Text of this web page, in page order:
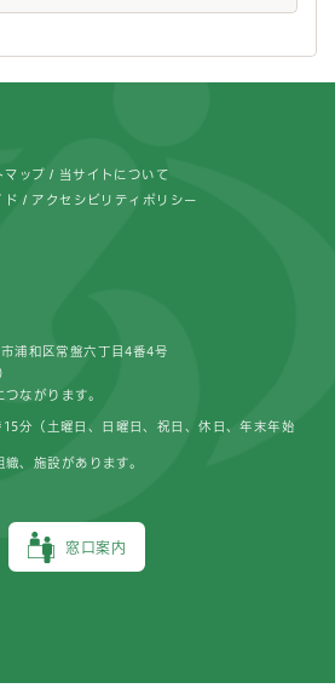
マップ 当サイトについて
ド アクセシビリティポリシー
浦和区常盤六丁目4番4号
ながります。
窓口案内
分（土曜日、日曜日、祝日、休日、年末年始
、施設があります。